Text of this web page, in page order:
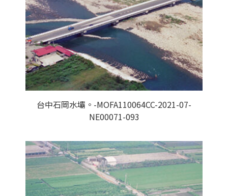
台中石岡水壩。-MOFA110064CC-2021-07-
NE00071-093